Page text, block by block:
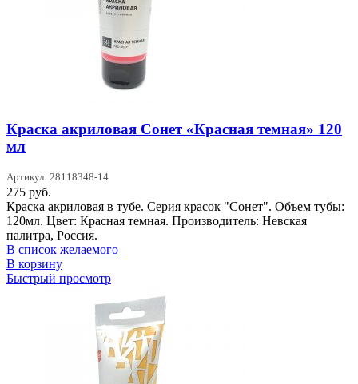
Краска акриловая Сонет «Красная темная» 120
мл
Артикул: 28118348-14
275 руб.
Краска акриловая в тубе. Серия красок "Сонет". Объем тубы:
120мл. Цвет: Красная темная. Производитель: Невская
палитра, Россия.
В список желаемого
В корзину
Быстрый просмотр